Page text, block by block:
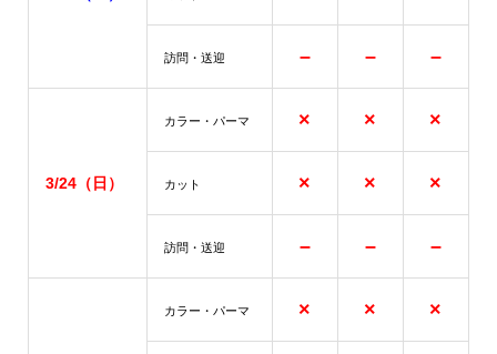
訪問・送迎 – – –
3/24（日）
カラー・パーマ × × ×
カット × × ×
訪問・送迎 – – –
カラー・パーマ × × ×